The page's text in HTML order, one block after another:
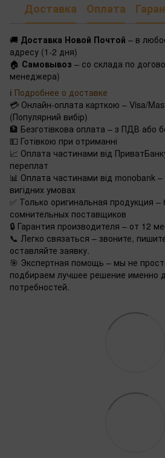
Доставка Оплата
🚚 Доставка Новой Почтой – в
адресу (1-2 дня)
🏠 Самовывоз – со склада по
менеджера)
ℹ️ Подробнее о доставке
💳 Онлайн-оплата карткою – Visa/
(Популярний вибір)
🏦 Безготівкова оплата – з ПДВ або
💵 Готівкою при отриманні
📈 Оплата частинами від
переплат
📊 Оплата частинами від monobank –
вигідних умовах
✅ Только оригинальная продукция –
сомнительных поставщиков
🔒 Гарантия производителя – от 12
📞 Легко связаться – звоните,
оставляйте заявку.
🎯 Экспертная помощь – мы не
подбираем лучшее решение именно
потребностей.